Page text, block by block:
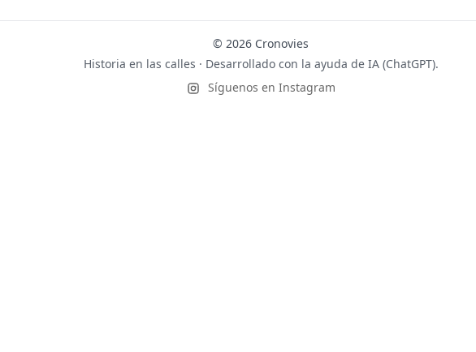
© 2026 Cronovies
Historia en las calles · Desarrollado con la ayuda de IA (ChatGPT).
Síguenos en Instagram